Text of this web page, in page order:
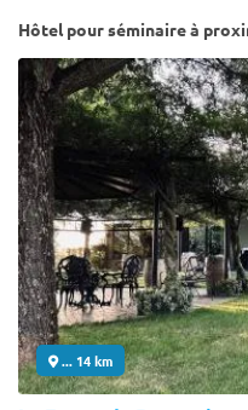
Hôtel pour séminaire à
... 14 km